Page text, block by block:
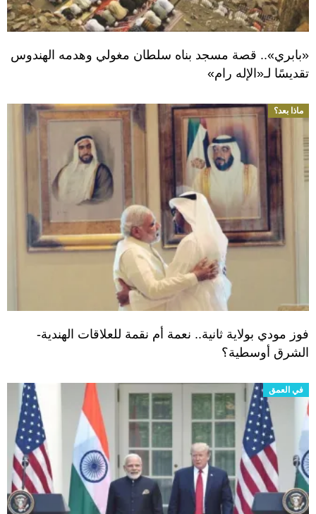
«بابري».. قصة مسجد بناه سلطان مغولي وهدمه الهندوس
تقديسًا لـ«الإله رام»
ماذا بعد؟
فوز مودي بولاية ثانية.. نعمة أم نقمة للعلاقات الهندية-
الشرق أوسطية؟
في العمق